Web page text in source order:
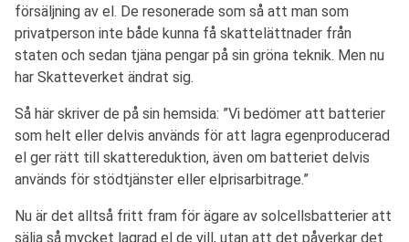
försäljning av el. De resonerade som så att man som
privatperson inte både kunna få skattelättnader från
staten och sedan tjäna pengar på sin gröna teknik. Men nu
har Skatteverket ändrat sig.
Så här skriver de på sin hemsida: ”Vi bedömer att batterier
som helt eller delvis används för att lagra egenproducerad
el ger rätt till skattereduktion, även om batteriet delvis
används för stödtjänster eller elprisarbitrage.”
Nu är det alltså fritt fram för ägare av solcellsbatterier att
sälja så mycket lagrad el de vill, utan att det påverkar det